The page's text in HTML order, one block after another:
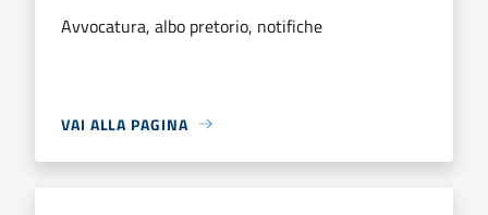
Avvocatura, albo pretorio, notifiche
VAI ALLA PAGINA